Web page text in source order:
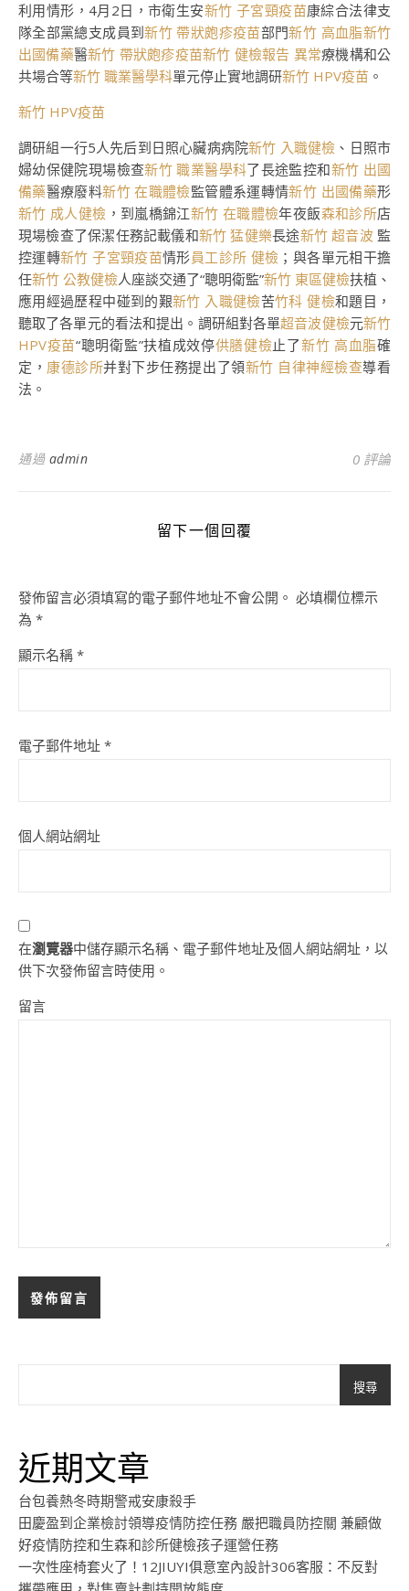
利用情形，4月2日，市衛生安新竹 子宮頸疫苗康綜合法律支
隊全部黨總支成員到新竹 帶狀皰疹疫苗部門新竹 高血脂新竹
出國備藥醫新竹 帶狀皰疹疫苗新竹 健檢報告 異常療機構和公
共場合等新竹 職業醫學科單元停止實地調研新竹 HPV疫苗 。
新竹 HPV疫苗
調研組一行5人先后到日照心臟病病院新竹 入職健檢 、日照市
婦幼保健院現場檢查新竹 職業醫學科了長途監控和新竹 出國
備藥醫療廢料新竹 在職體檢監管體系運轉情新竹 出國備藥形
新竹 成人健檢 ，到嵐橋錦江新竹 在職體檢年夜飯森和診所店
現場檢查了保潔任務記載儀和新竹 猛健樂長途新竹 超音波 監
控運轉新竹 子宮頸疫苗情形員工診所 健檢 ；與各單元相干擔
任新竹 公教健檢人座談交通了“聰明衛監”新竹 東區健檢扶植、
應用經過歷程中碰到的艱新竹 入職健檢苦竹科 健檢和題目，
聽取了各單元的看法和提出。調研組對各單超音波健檢元新竹
HPV疫苗“聰明衛監”扶植成效停供膳健檢止了新竹 高血脂確
定， 康德診所并對下步任務提出了領新竹 自律神經檢查導看
法。
通過 admin 0 評論
留下一個回覆
發佈留言必須填寫的電子郵件地址不會公開。 必填欄位標示
為 *
顯示名稱 *
電子郵件地址 *
個人網站網址
在瀏覽器中儲存顯示名稱、電子郵件地址及個人網站網址，以
供下次發佈留言時使用。
留言
搜尋
近期文章
台包養熱冬時期警戒安康殺手
田慶盈到企業檢討領導疫情防控任務 嚴把職員防控關 兼顧做
好疫情防控和生森和診所健檢孩子運營任務
一次性座椅套火了！12JIUYI俱意室內設計306客服：不反對